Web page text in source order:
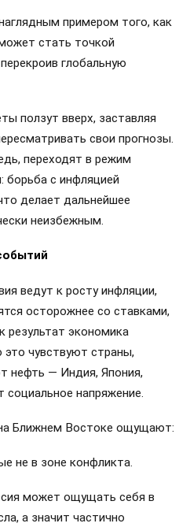
примером того, как
стать точкой
глобальную
ползут вверх, заставляя
свои прогнозы.
переходят в режим
борьба с инфляцией
делает дальнейшее
неизбежным.
ведут к росту инфляции,
осторожнее со ставками,
экономика
это чувствуют страны,
нефть — Индия, Япония,
напряжение.
Ближнем Востоке ощущают:
не в зоне конфликта.
может ощущать себя в
а значит частично